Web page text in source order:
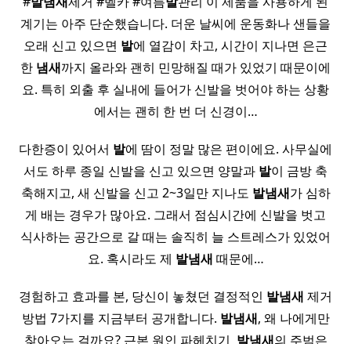
계기는 아주 단순했습니다. 더운 날씨에 운동화나 샌들을
오래 신고 있으면 발에 열감이 차고, 시간이 지나면 은근
한 냄새까지 올라와 괜히 민망해질 때가 있었기 때문이에
요. 특히 외출 후 실내에 들어가 신발을 벗어야 하는 상황
에서는 괜히 한 번 더 신경이…
다한증이 있어서 발에 땀이 정말 많은 편이에요. 사무실에
서도 하루 종일 신발을 신고 있으면 양말과 발이 금방 축
축해지고, 새 신발을 신고 2~3일만 지나도 발냄새가 심하
게 배는 경우가 많아요. 그래서 점심시간에 신발을 벗고
식사하는 공간으로 갈 때는 솔직히 늘 스트레스가 있었어
요. 혹시라도 제 발냄새 때문에…
경험하고 효과를 본, 당신이 놓쳤던 결정적인 발냄새 제거
방법 7가지를 지금부터 공개합니다. 발냄새, 왜 나에게만
찾아오는 걸까요? 근본 원인 파헤치기 ​ 발냄새의 주범은